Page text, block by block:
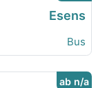
Esens
Bus
ab n/a